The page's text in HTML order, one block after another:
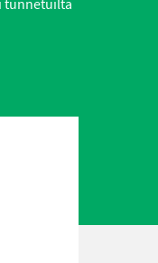
tunnetuilta